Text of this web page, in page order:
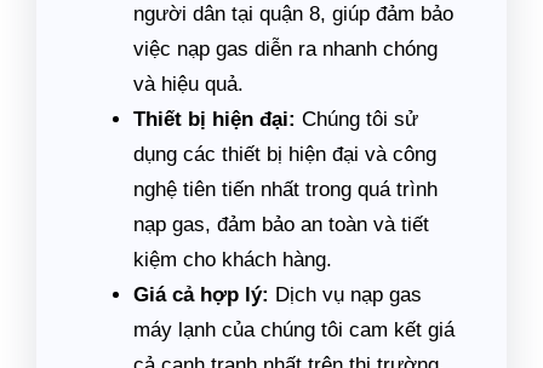
người dân tại quận 8, giúp đảm bảo
việc nạp gas diễn ra nhanh chóng
và hiệu quả.
Thiết bị hiện đại: Chúng tôi sử
dụng các thiết bị hiện đại và công
nghệ tiên tiến nhất trong quá trình
nạp gas, đảm bảo an toàn và tiết
kiệm cho khách hàng.
Giá cả hợp lý: Dịch vụ nạp gas
máy lạnh của chúng tôi cam kết giá